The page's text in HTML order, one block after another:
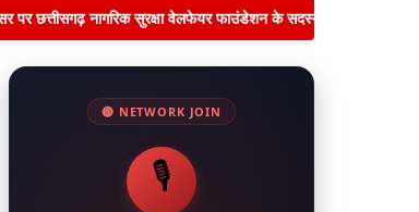
पर छत्तीसगढ़ नागरिक सुरक्षा वेलफेयर फाउंडेशन के सदस्यों द्वारा जनपद
🔴 NETWORK JOIN
🎙️